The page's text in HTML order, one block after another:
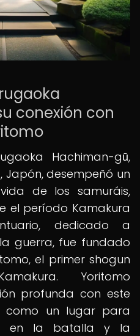
conexión con
Hachiman-gū,
desempeñó un
de los samuráis,
el período Kamakura
dedicado a
guerra, fue fundado
el primer shogun
Yoritomo
profunda con este
como un lugar para
en la batalla y la